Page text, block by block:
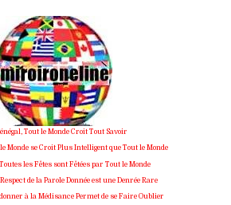
Tout le Monde Croit Tout Savoir
le Monde se Croit Plus Intelligent que Tout le Monde
Toutes les Fêtes sont Fêtées par Tout le Monde
Respect de la Parole Donnée est une Denrée Rare
à la Médisance Permet de se Faire Oublier